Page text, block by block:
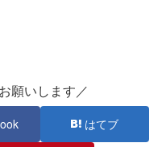
願いします／
はてブ